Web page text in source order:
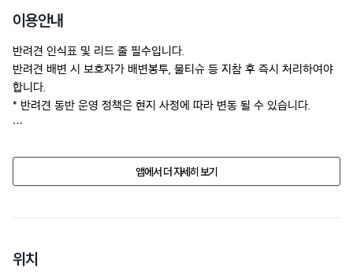
이용안내
반려견 인식표 및 리드 줄 필수입니다.
반려견 배변 시 보호자가 배변봉투, 물티슈 등 지참 후 즉시 처리하여야
합니다.
* 반려견 동반 운영 정책은 현지 사정에 따라 변동 될 수 있습니다.
변경될수 있습니다.
방문 전에 전화문의 해주세요.앱에서 더 자세히 보기
위치